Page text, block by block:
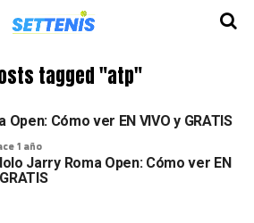
tagged "atp"
Open: Cómo ver EN VIVO y GRATIS
1 año
Jarry Roma Open: Cómo ver EN